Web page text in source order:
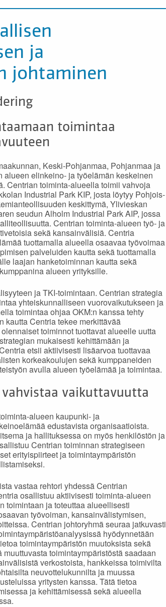
ja
johtaminen
toimintaa
Keski-Pohjanmaa, Pohjanmaa ja
elinkeino- ja työelämän keskeinen
Centrian toiminta-alueella toimii vahvoja
Industrial Park KIP, josta löytyy Pohjois-
keskittymä, Ylivieskan
seudun Alholm Industrial Park AIP, jossa
Centrian toiminta-alueen työ- ja
sekä kansainvälisiä. Centria
tuottamalla alueella osaavaa työvoimaa
palveluiden kautta sekä tuottamalla
laajan hanketoiminnan kautta sekä
alueen yrityksille.
ja TKI-toimintaan. Centrian strategia
yhteiskunnalliseen vuorovaikutukseen ja
toimintaa ohjaa OKM:n kanssa tehty
kautta Centria tekee merkittävää
toiminnot tuottavat alueelle uutta
mukaisesti kehittämään ja
etsii aktiivisesti lisäarvoa tuottavaa
korkeakoulujen sekä kumppaneiden
avulla alueen työelämää ja toimintaa.
vaikuttavuutta
alueen kaupunki- ja
edustavista organisaatioista.
ja hallituksessa on myös henkilöstön ja
Centrian toiminnan strategiseen
erityispiirteet ja toimintaympäristön
vastaa rehtori yhdessä Centrian
osallistuu aktiivisesti toiminta-alueen
toimintaan ja toteuttaa alueellisesti
työvoiman, kansainvälistymisen,
Centrian johtoryhmä seuraa jatkuvasti
hyödynnetään
toimintaympäristön muutoksista sekä
toimintaympäristöstä saadaan
verkostoista, hankkeissa toimivilta
neuvottelukunnilta ja muussa
yritysten kanssa. Tätä tietoa
ja kehittämisessä sekä alueella